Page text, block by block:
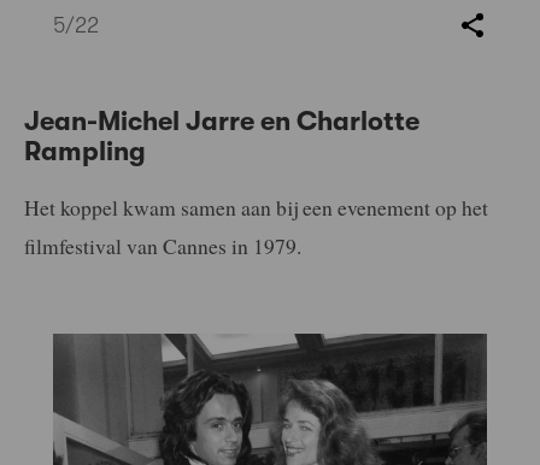
5/22
Jean-Michel Jarre en Charlotte
Rampling
Het koppel kwam samen aan bij een evenement op het
filmfestival van Cannes in 1979.